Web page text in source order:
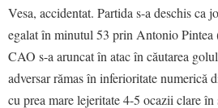
Vesa, accidentat. Partida s-a deschis ca
egalat în minutul 53 prin Antonio Pintea
CAO s-a aruncat în atac în căutarea
adversar rămas în inferioritate numerică
cu prea mare lejeritate 4-5 ocazii clare